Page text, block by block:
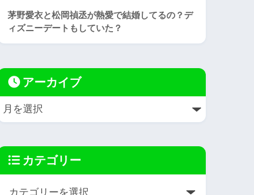
茅野愛衣と松岡禎丞が熱愛で結婚してるの？デ
ィズニーデートもしていた？
アーカイブ
カテゴリー